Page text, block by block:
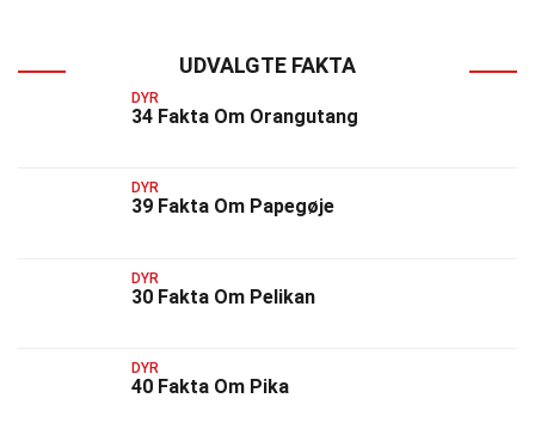
UDVALGTE FAKTA
DYR
34 Fakta Om Orangutang
DYR
39 Fakta Om Papegøje
DYR
30 Fakta Om Pelikan
DYR
40 Fakta Om Pika